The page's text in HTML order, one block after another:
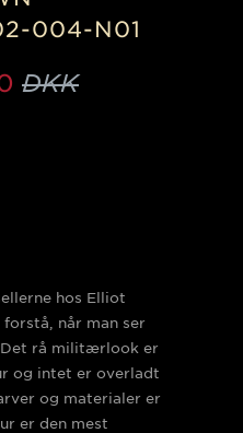
004-N01
DKK
hos Elliot
når man ser
rå militærlook er
og intet er overladt
og materialer er
er den mest